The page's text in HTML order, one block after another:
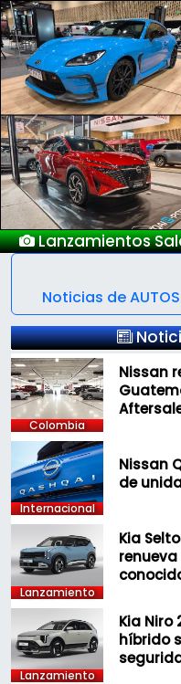
Previous
Noticias de
Colombia
Nissan
Internacional
Nissan
de
Lanzamiento
Kia
Lanzamiento
Kia Niro
híbrido